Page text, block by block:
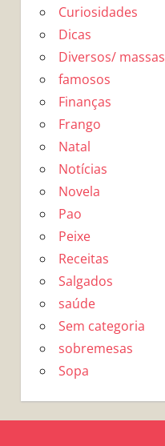
Curiosidades
Dicas
Diversos/ massas
famosos
Finanças
Frango
Natal
Notícias
Novela
Pao
Peixe
Receitas
Salgados
saúde
Sem categoria
sobremesas
Sopa